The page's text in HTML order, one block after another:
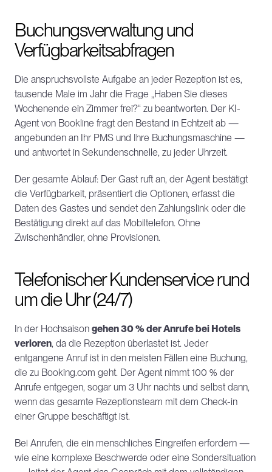
Buchungsverwaltung und
Verfügbarkeitsabfragen
Die anspruchsvollste Aufgabe an jeder Rezeption ist es,
tausende Male im Jahr die Frage „Haben Sie dieses
Wochenende ein Zimmer frei?“ zu beantworten. Der KI-
Agent von Bookline fragt den Bestand in Echtzeit ab —
angebunden an Ihr PMS und Ihre Buchungsmaschine —
und antwortet in Sekundenschnelle, zu jeder Uhrzeit.
Der gesamte Ablauf: Der Gast ruft an, der Agent bestätigt
die Verfügbarkeit, präsentiert die Optionen, erfasst die
Daten des Gastes und sendet den Zahlungslink oder die
Bestätigung direkt auf das Mobiltelefon. Ohne
Zwischenhändler, ohne Provisionen.
Telefonischer Kundenservice rund
um die Uhr (24/7)
In der Hochsaison gehen 30 % der Anrufe bei Hotels
verloren, da die Rezeption überlastet ist. Jeder
entgangene Anruf ist in den meisten Fällen eine Buchung,
die zu Booking.com geht. Der Agent nimmt 100 % der
Anrufe entgegen, sogar um 3 Uhr nachts und selbst dann,
wenn das gesamte Rezeptionsteam mit dem Check-in
einer Gruppe beschäftigt ist.
Bei Anrufen, die ein menschliches Eingreifen erfordern —
wie eine komplexe Beschwerde oder eine Sondersituation